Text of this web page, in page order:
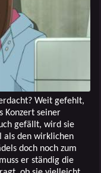
Weit gefehlt,
Konzert seiner
gefällt, wird sie
als den wirklichen
doch noch zum
er ständig die